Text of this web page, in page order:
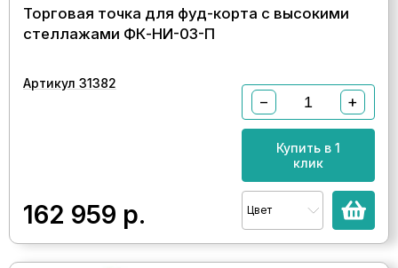
Торговая точка для фуд-корта с высокими
стеллажами ФК-НИ-03-П
Артикул 31382
162 959 р.
− +
Купить в 1
клик
Цвет